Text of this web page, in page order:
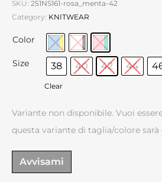
SKU: 251NS161-rosa_menta-42
Category: KNITWEAR
Color
Size 38 40 42 44
Clear
Variante non disponibile. Vuoi
questa variante di taglia/colore
Avvisami